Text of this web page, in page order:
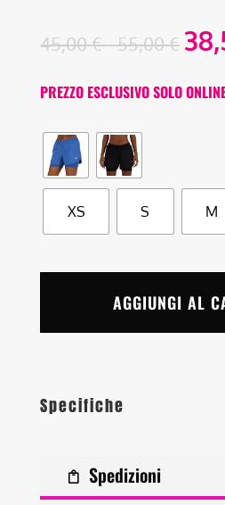
45,00€-55,00€
PREZZO ESCLUSIVO SOLO
XS S M
AGGIUNGI AL
Specifiche
Spedizioni